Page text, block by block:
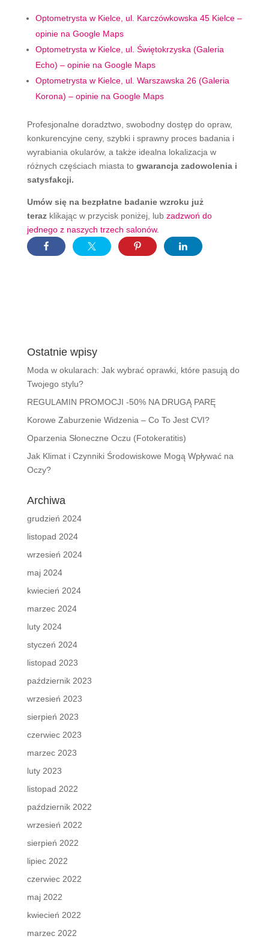
Optometrysta w Kielce, ul. Karczówkowska 45 Kielce –
opinie na Google Maps
Optometrysta w Kielce, ul. Świętokrzyska (Galeria
Echo) – opinie na Google Maps
Optometrysta w Kielce, ul. Warszawska 26 (Galeria
Korona) – opinie na Google Maps
Profesjonalne doradztwo, swobodny dostęp do opraw,
konkurencyjne ceny, szybki i sprawny proces badania i
wyrabiania okularów, a także idealna lokalizacja w
różnych częściach miasta to gwarancja zadowolenia i
satysfakcji.
Umów się na bezpłatne badanie wzroku już
terazklikając w przycisk poniżej, lub zadzwoń do
jednego z naszych trzech salonów.
Ostatnie wpisy
Moda w okularach: Jak wybrać oprawki, które pasują do
Twojego stylu?
REGULAMIN PROMOCJI -50% NA DRUGĄ PARĘ
Korowe Zaburzenie Widzenia – Co To Jest CVI?
Oparzenia Słoneczne Oczu (Fotokeratitis)
Jak Klimat i Czynniki Środowiskowe Mogą Wpływać na
Oczy?
Archiwa
grudzień 2024
listopad 2024
wrzesień 2024
maj 2024
kwiecień 2024
marzec 2024
luty 2024
styczeń 2024
listopad 2023
październik 2023
wrzesień 2023
sierpień 2023
czerwiec 2023
marzec 2023
luty 2023
listopad 2022
październik 2022
wrzesień 2022
sierpień 2022
lipiec 2022
czerwiec 2022
maj 2022
kwiecień 2022
marzec 2022